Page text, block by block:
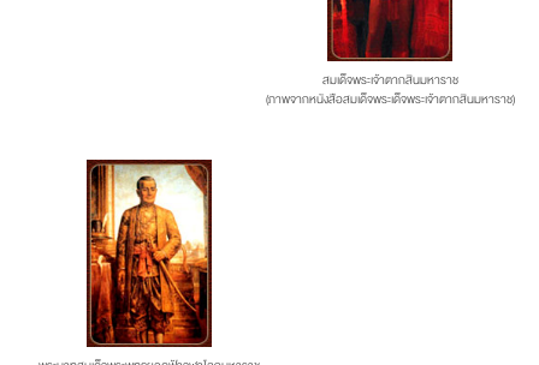
สมเด็จพระเจ้าตากสินมหาราช
(ภาพจากหนังสือสมเด็จพระเด็จพระเจ้าตากสินมหาราช)